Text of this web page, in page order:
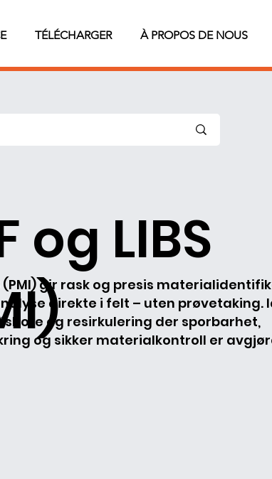
TÉLÉCHARGER À PROPOS DE NOUS
og LIBS
(PMI) gir rask og presis
direkte i felt – uten prøvetaking.
og resirkulering der sporbarhet,
og sikker materialkontroll er